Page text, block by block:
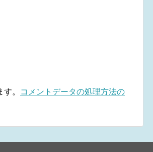
。
コメントデータの処理方法の